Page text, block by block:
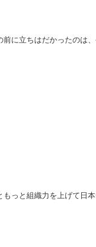
に立ちはだかったのは
もっと組織力を上げて日